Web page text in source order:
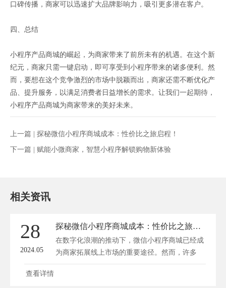
口碑传播，商家可以迅速扩大品牌影响力，吸引更多潜在客户。
四、总结
小程序产品商城的崛起，为商家带来了前所未有的机遇。在这个新
纪元，商家只需一键启动，即可享受到小程序带来的诸多便利。然
而，要想在这个竞争激烈的市场中脱颖而出，商家还需不断优化产
品、提升服务，以满足消费者日益增长的需求。让我们一起期待，
小程序产品商城为商家带来的美好未来。
上一篇 | 探秘微信小程序商城成本：性价比之旅启程！
下一篇 | 赋能小微商家，智慧小程序解锁购物新体验
相关资讯
28
2024.05
探秘微信小程序商城成本：性价比之旅启程！
在数字化浪潮的推动下，微信小程序商城已经成
为商家拓展线上市场的重要途径。然而，许多
商...
查看详情